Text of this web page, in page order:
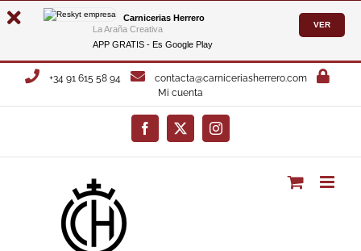
Carnicerias Herrero
La Araña Creativa
APP GRATIS - Es Google Play
VER
Saltar
+34 91 615 58 94
contacta@carniceriasherrero.com
Mi cuenta
Facebook
X Instagram